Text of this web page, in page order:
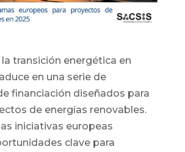
transición energética en
en una serie de
financiación diseñados para
de energías renovables.
iniciativas europeas
clave para